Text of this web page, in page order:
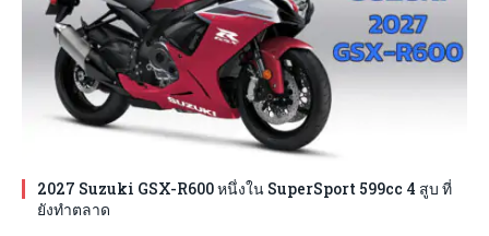
2027 Suzuki GSX-R600 หนึ่งใน SuperSport 599cc 4 สูบ ที่
ยังทำตลาด